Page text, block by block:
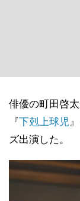
俳優の町田啓
『下剋上球児
ズ出演した。